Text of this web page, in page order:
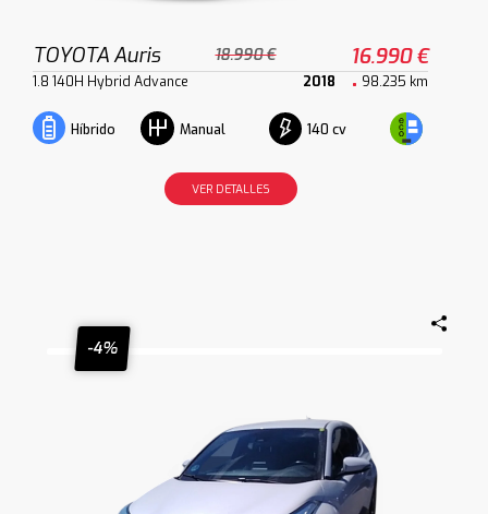
TOYOTA Auris 18.990 € 16.990 €
1.8 140H Hybrid Advance 2018 98.235 km
Híbrido Manual 140 cv
VER DETALLES
-4%